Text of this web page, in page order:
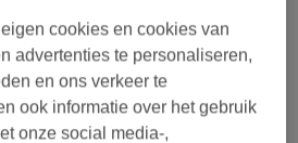
12:00–20:00
12:00
12:00–20:00
cookies en cookies van
advertenties te personaliseren,
en ons verkeer te
ook informatie over het gebruik
onze social media-,